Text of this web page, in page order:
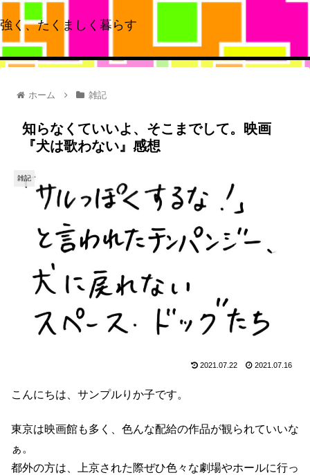
強く、たくましく暮らす
ホーム 雑記
知らなくていいよ、そこまでして。映画
『犬は歌わない』感想
雑記
2021.07.22 2021.07.16
こんにちは、サンプルりか子です。
東京は映画館も多く、色んな配給の作品が観られていいな
ぁ。
都外の方は、上京された際ぜひ色々な劇場やホールに行っ